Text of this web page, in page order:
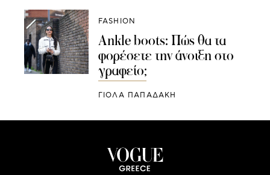
FASHION
Ankle boots: Πώς θα τα
φορέσετε την άνοιξη στο
γραφείο;
ΓΙΌΛΑ ΠΑΠΑΔΆΚΗ